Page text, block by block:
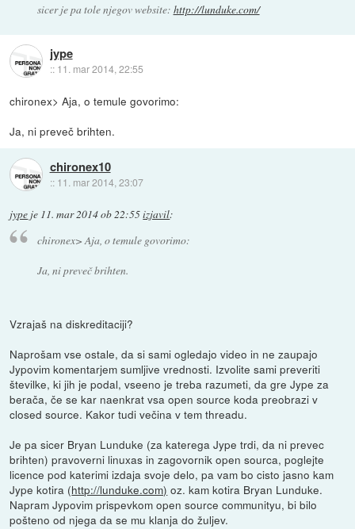
sicer je pa tole njegov website: http://lunduke.com/
jype
:: 11. mar 2014, 22:55
chironex> Aja, o temule govorimo:
Ja, ni preveč brihten.
chironex10
:: 11. mar 2014, 23:07
jype je 11. mar 2014 ob 22:55izjavil:
chironex> Aja, o temule govorimo:
Ja, ni preveč brihten.
Vzrajaš na diskreditaciji?
Naprošam vse ostale, da si sami ogledajo video in ne zaupajo
Jypovim komentarjem sumljive vrednosti. Izvolite sami preveriti
številke, ki jih je podal, vseeno je treba razumeti, da gre Jype za
berača, če se kar naenkrat vsa open source koda preobrazi v
closed source. Kakor tudi večina v tem threadu.
Je pa sicer Bryan Lunduke (za katerega Jype trdi, da ni prevec
brihten) pravoverni linuxas in zagovornik open sourca, poglejte
licence pod katerimi izdaja svoje delo, pa vam bo cisto jasno kam
Jype kotira (http://lunduke.com) oz. kam kotira Bryan Lunduke.
Napram Jypovim prispevkom open source communityu, bi bilo
pošteno od njega da se mu klanja do žuljev.